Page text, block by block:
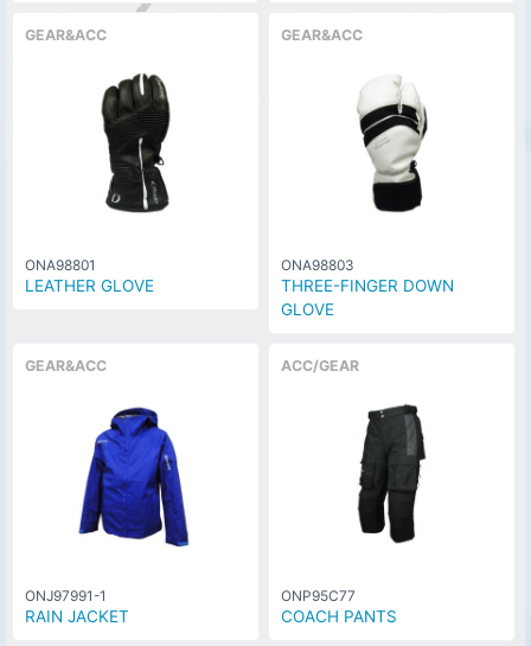
GEAR&ACC
ONA98801
LEATHER GLOVE
GEAR&ACC
ONA98803
THREE-FINGER DOWN
GLOVE
GEAR&ACC
ONJ97991-1
RAIN JACKET
ACC/GEAR
ONP95C77
COACH PANTS